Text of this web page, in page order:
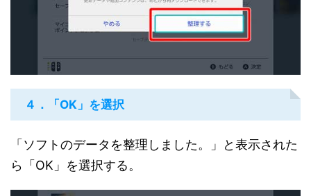
４．「OK」を選択
「ソフトのデータを整理しました。」と表示された
ら「OK」を選択する。